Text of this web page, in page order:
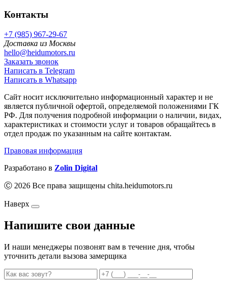
Контакты
+7 (985) 967-29-67
Доставка из Москвы
hello@heidumotors.ru
Заказать звонок
Написать в Telegram
Написать в Whatsapp
Сайт носит исключительно информационный характер и не
является публичной офертой, определяемой положениями ГК
РФ. Для получения подробной информации о наличии, видах,
характеристиках и стоимости услуг и товаров обращайтесь в
отдел продаж по указанным на сайте контактам.
Правовая информация
Разработано в Zolin Digital
Ⓒ 2026 Все права защищены chita.heidumotors.ru
Наверх
Напишите свои данные
И наши менеджеры позвонят вам в течение дня, чтобы
уточнить детали вызова замерщика